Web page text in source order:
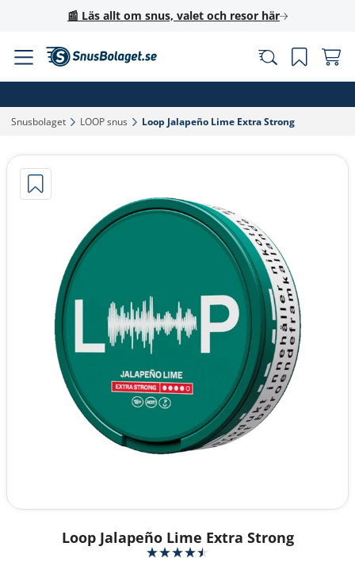
📰 Läs allt om snus, valet och resor här
Snusbolaget‎ LOOP snus‎ Loop Jalapeño Lime Extra Strong‎
Loop Jalapeño Lime Extra Strong